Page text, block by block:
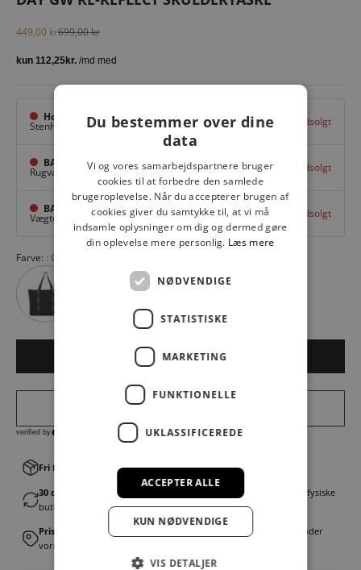
Salgspris
449,00 krNormalpris
699,00 kr
Hovedlager
Stenhuggervej 10, Odense M Udsolgt
BAGGI Tarup Center
Rugvang 36, Odense NV Udsolgt
BAGGI Nyborg
Vægtergade 1,Nyborg Udsolgt
Farve: CARIBOU 02916
Udsolgt
Fri fragt v. køb over 499,00 kr.│Levering 1-3 hverdage
30 dages fortrydelsesret
│Byt eller returner gratis i en af vores fysiske
butikker
Prismatch
│Vi tilbyder landsdækkende prisgaranti. Læs mere under
vores FAQ
Du bestemmer over dine
data
Vi og vores samarbejdspartnere bruger
cookies til at forbedre den samlede
brugeroplevelse. Når du accepterer brugen af
cookies giver du samtykke til, at vi må
indsamle oplysninger om dig og dermed gøre
din oplevelse mere personlig. Læs mere
NØDVENDIGE
STATISTISKE
MARKETING
FUNKTIONELLE
UKLASSIFICEREDE
ACCEPTER ALLE
KUN NØDVENDIGE
VIS DETALJER